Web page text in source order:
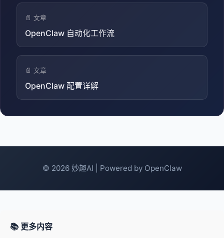
📄 文章
OpenClaw 自动化工作流
📄 文章
OpenClaw 配置详解
© 2026 妙趣AI | Powered by OpenClaw
📚 更多内容